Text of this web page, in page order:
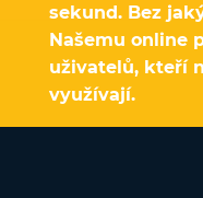
sekund. Bez
Našemu online
uživatelů, kteří
využívají.